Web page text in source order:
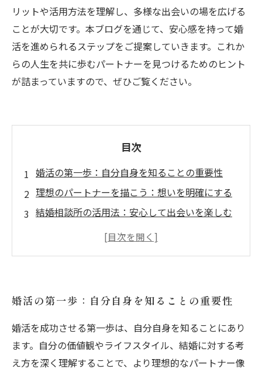
リットや活用方法を理解し、多様な出会いの場を広げる
ことが大切です。本ブログを通じて、安心感を持って婚
活を進められるステップをご提案していきます。これか
らの人生を共に歩むパートナーを見つけるためのヒント
が詰まっていますので、ぜひご覧ください。
目次
婚活の第一歩：自分自身を知ることの重要性
理想のパートナーを描こう：想いを明確にする
結婚相談所の活用法：安心して出会いを楽しむ
不安を乗り越える：サポートを受けることで自
ステップバイステップで婚活を進めるコツ
幸せな未来のために：理想のパートナーとめぐ
り逢う
婚活の第一歩：自分自身を知ることの重要性
婚活を成功させる第一歩は、自分自身を知ることにあり
ます。自分の価値観やライフスタイル、結婚に対する考
え方を深く理解することで、より理想的なパートナー像